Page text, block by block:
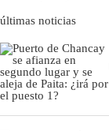
últimas noticias